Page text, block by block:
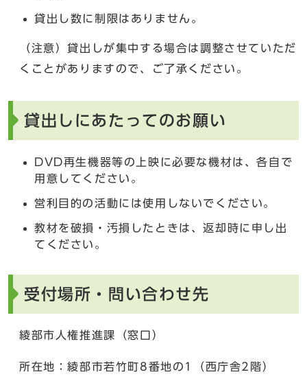
貸出し数に制限はありません。
（注意）貸出しが集中する場合は調整させていただ
くことがありますので、ご了承ください。
貸出しにあたってのお願い
DVD再生機器等の上映に必要な機材は、各自で
用意してください。
営利目的の活動には使用しないでください。
教材を破損・汚損したときは、返却時に申し出
てください。
受付場所・問い合わせ先
綾部市人権推進課（窓口）
所在地：綾部市若竹町8番地の1（西庁舎2階）